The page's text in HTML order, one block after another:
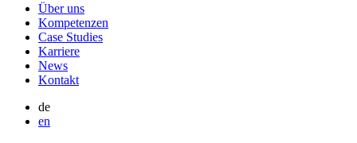
Über uns
Kompetenzen
Case Studies
Karriere
News
Kontakt
de
en